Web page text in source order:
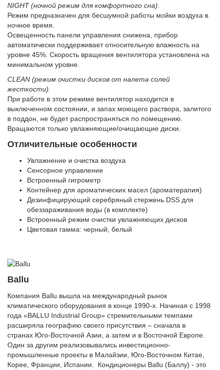
NIGHT (ночной режим для комфортного сна).
Режим предназначен для бесшумной работы мойки воздуха в
ночное время.
Освещенность панели управления снижена, прибор
автоматически поддерживает относительную влажность на
уровне 45%. Скорость вращения вентилятора установлена на
минимальном уровне.
CLEAN (режим очистки дисков от налета солей
жесткости).
При работе в этом режиме вентилятор находится в
выключенном состоянии, и запах моющего раствора, залитого
в поддон, не будет распространяться по помещению.
Вращаются только увлажняющие/очищающие диски.
Отличительные особенности
Увлажнение и очистка воздуха
Сенсорное управление
Встроенный гигрометр
Контейнер для ароматических масел (ароматерапия)
Дезинфицирующий серебряный стержень DSS для
обеззараживания воды (в комплекте)
Встроенный режим очистки увлажняющих дисков
Цветовая гамма: черный, белый
Ballu
Компания Ballu вышла на международный рынок
климатического оборудования в конце 1990-х. Начиная с 1998
года «BALLU Industrial Group» стремительными темпами
расширяла географию своего присутствия – сначала в
странах Юго-Восточной Азии, а затем и в Восточной Европе.
Один за другим реализовывались инвестиционно-
промышленные проекты в Малайзии, Юго-Восточном Китае,
Корее, Франции, Испании. Кондиционеры Ballu (Баллу) - это